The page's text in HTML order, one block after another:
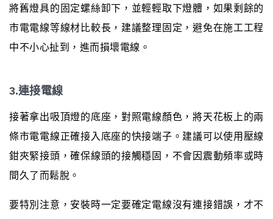
將舊燈具的固定螺絲卸下，並輕輕取下燈體，如果剩餘的
市電電線等線材比較長，建議整理固定，避免在施工工程
中不小心扯到，進而損壞電線。
3.連接電線
接著拿出吸頂燈的底座，對照電線顏色，將天花板上的兩
條市電電線正確接入底座的快接端子。建議可以使用壓線
鉗夾緊接頭，確保線頭的接觸穩固，不會因震動頻率或時
間久了而鬆脫。
要特別注意，安裝時一定要確定電線沒有連接錯誤，才不